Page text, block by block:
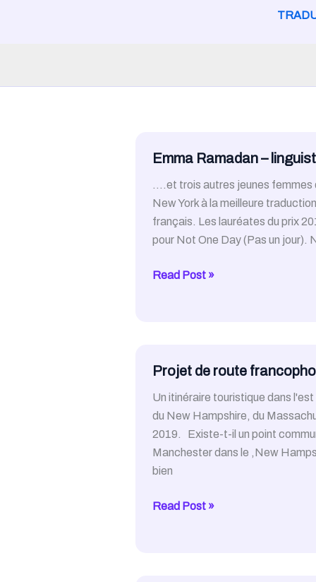
Emma Ramadan –
….et trois autres jeunes femmes
New York à la meilleure
français. Les lauréates du prix
pour Not One Day (Pas un jour).
Emma
mois
juin
2018
Read Post »
Projet de route
Un itinéraire touristique dans
du New Hampshire, du
2019. Existe-t-il un point
Manchester dans le ,New
bien
Projet
Read Post »